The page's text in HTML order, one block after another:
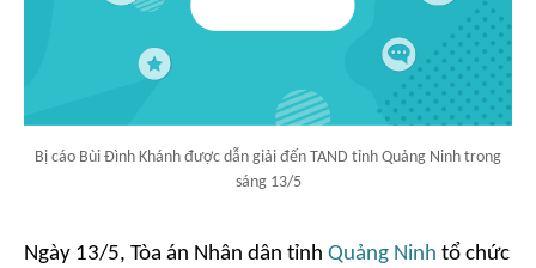
Bị cáo Bùi Đình Khánh được dẫn giải đến TAND tỉnh Quảng Ninh trong
sáng 13/5
Ngày 13/5, Tòa án Nhân dân tỉnh Quảng Ninh tổ chức